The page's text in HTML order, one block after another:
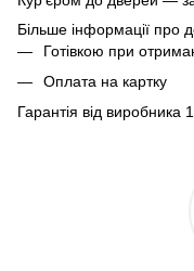
Більше інформації про
Готівкою при
Оплата на картку
Гарантія від виробника